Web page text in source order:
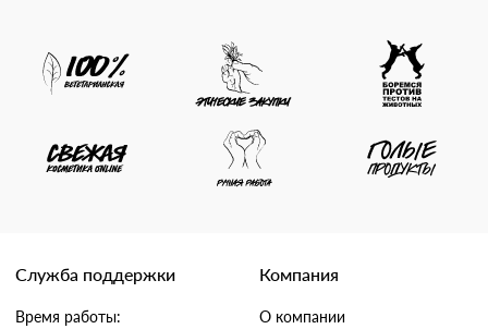
Служба поддержки
Время работы:
Компания
О компании